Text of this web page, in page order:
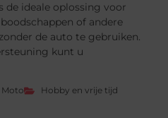
de ideale oplossing voor
of andere
de auto te gebruiken.
kunt u
Moto Hobby en vrije tijd